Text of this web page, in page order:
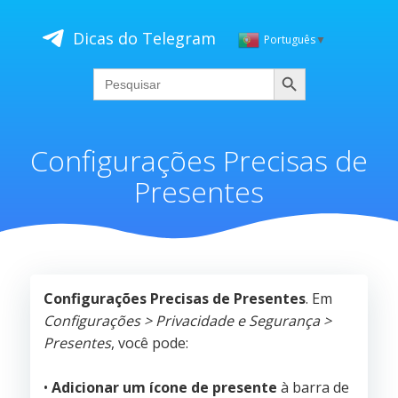
to
content
Dicas do Telegram Português▼
Search
for:
Pesquisar
Configurações Precisas de
Presentes
Configurações Precisas de Presentes. Em
Configurações > Privacidade e Segurança >
Presentes, você pode:
• Adicionar um ícone de presente à barra de